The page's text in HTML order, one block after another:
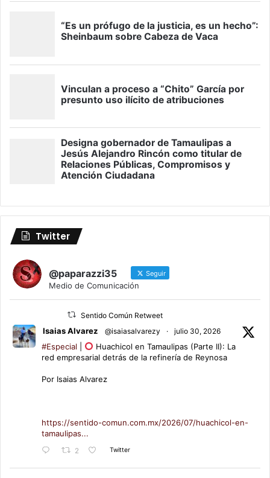
Twitter
@paparazzi35 Seguir
Medio de Comunicación
Sentido Común Retweet
Isaias Alvarez @isaiasalvarezy · julio 30, 2026
#Especial
Huachicol en Tamaulipas (Parte II): La
red empresarial detrás de la refinería de Reynosa
Por Isaias Alvarez
https://sentido-comun.com.mx/2026/07/huachicol-en-
tamaulipas...
2 Twitter